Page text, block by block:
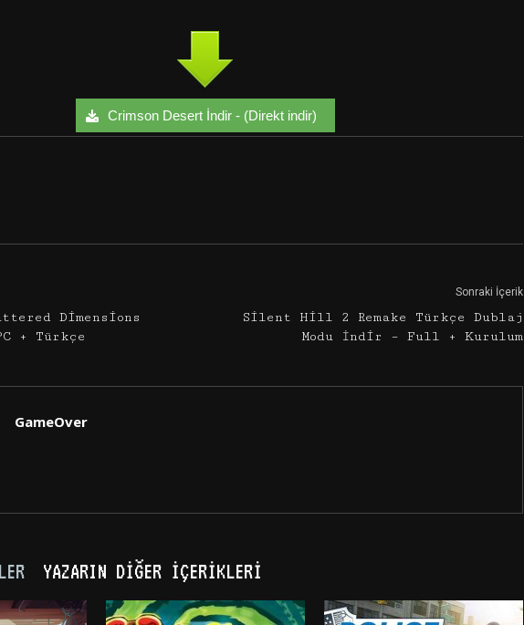
Crimson Desert İndir - (Direkt indir)
Dimensions
+ Türkçe
Sonraki İçerik
Silent Hill 2 Remake Türkçe Dublaj
Modu İndir – Full + Kurulum
GameOver
YAZARIN DIĞER İÇERIKLERI